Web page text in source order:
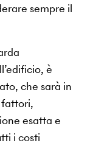
sempre il
è
che sarà in
esatta e
i costi